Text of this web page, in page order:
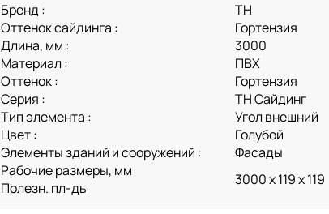
Бренд :
ТН
Оттенок сайдинга :
Гортензия
Длина, мм :
3000
Материал :
ПВХ
Оттенок :
Гортензия
Серия :
ТН Сайдинг
Тип элемента :
Угол внешний
Цвет :
Голубой
Элементы зданий и сооружений :
Фасады
Рабочие размеры, мм
Полезн. пл-дь
3000 х 119 х 119